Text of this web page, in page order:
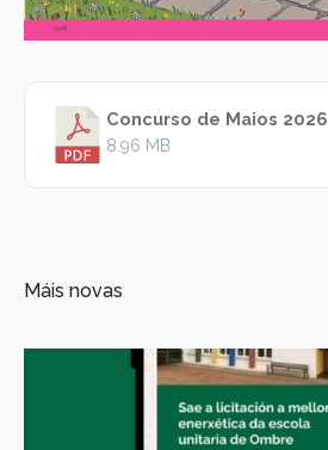
Concurso de Maios 2026
8.96 MB
Máis novas